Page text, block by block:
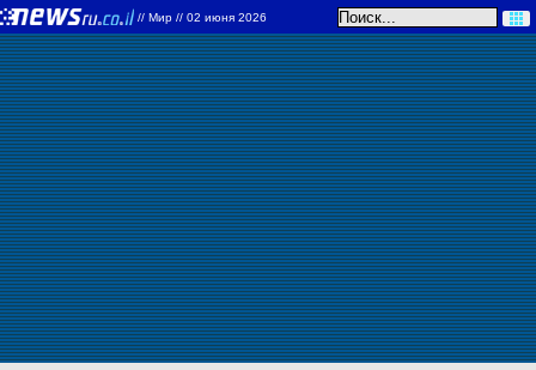
// Мир // 02 июня 2026